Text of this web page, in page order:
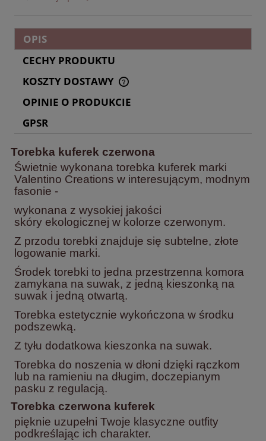
OPIS
CECHY PRODUKTU
KOSZTY DOSTAWY
CENA NIE ZAWIERA EWENTUALNYCH KOSZTÓW
PŁATNOŚCI
OPINIE O PRODUKCIE
GPSR
Torebka kuferek czerwona
Świetnie wykonana torebka kuferek marki
Valentino Creations w interesującym, modnym
fasonie -
wykonana z wysokiej jakości
skóry ekologicznej w kolorze czerwonym.
Z przodu torebki znajduje się subtelne, złote
logowanie marki.
Środek torebki to jedna przestrzenna komora
zamykana na suwak, z jedną kieszonką na
suwak i jedną otwartą.
Torebka estetycznie wykończona w środku
podszewką.
Z tyłu dodatkowa kieszonka na suwak.
Torebka do noszenia w dłoni dzięki rączkom
lub na ramieniu na długim, doczepianym
pasku z regulacją.
Torebka czerwona kuferek
pięknie uzupełni Twoje klasyczne outfity
podkreślając ich charakter.